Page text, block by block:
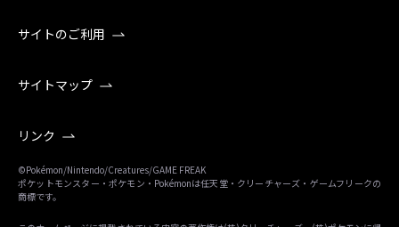
サイトのご利用
サイトマップ
リンク
©Pokémon/Nintendo/Creatures/GAME FREAK
ポケットモンスター・ポケモン・Pokémonは任天堂・クリーチャーズ・ゲームフリークの
商標です。